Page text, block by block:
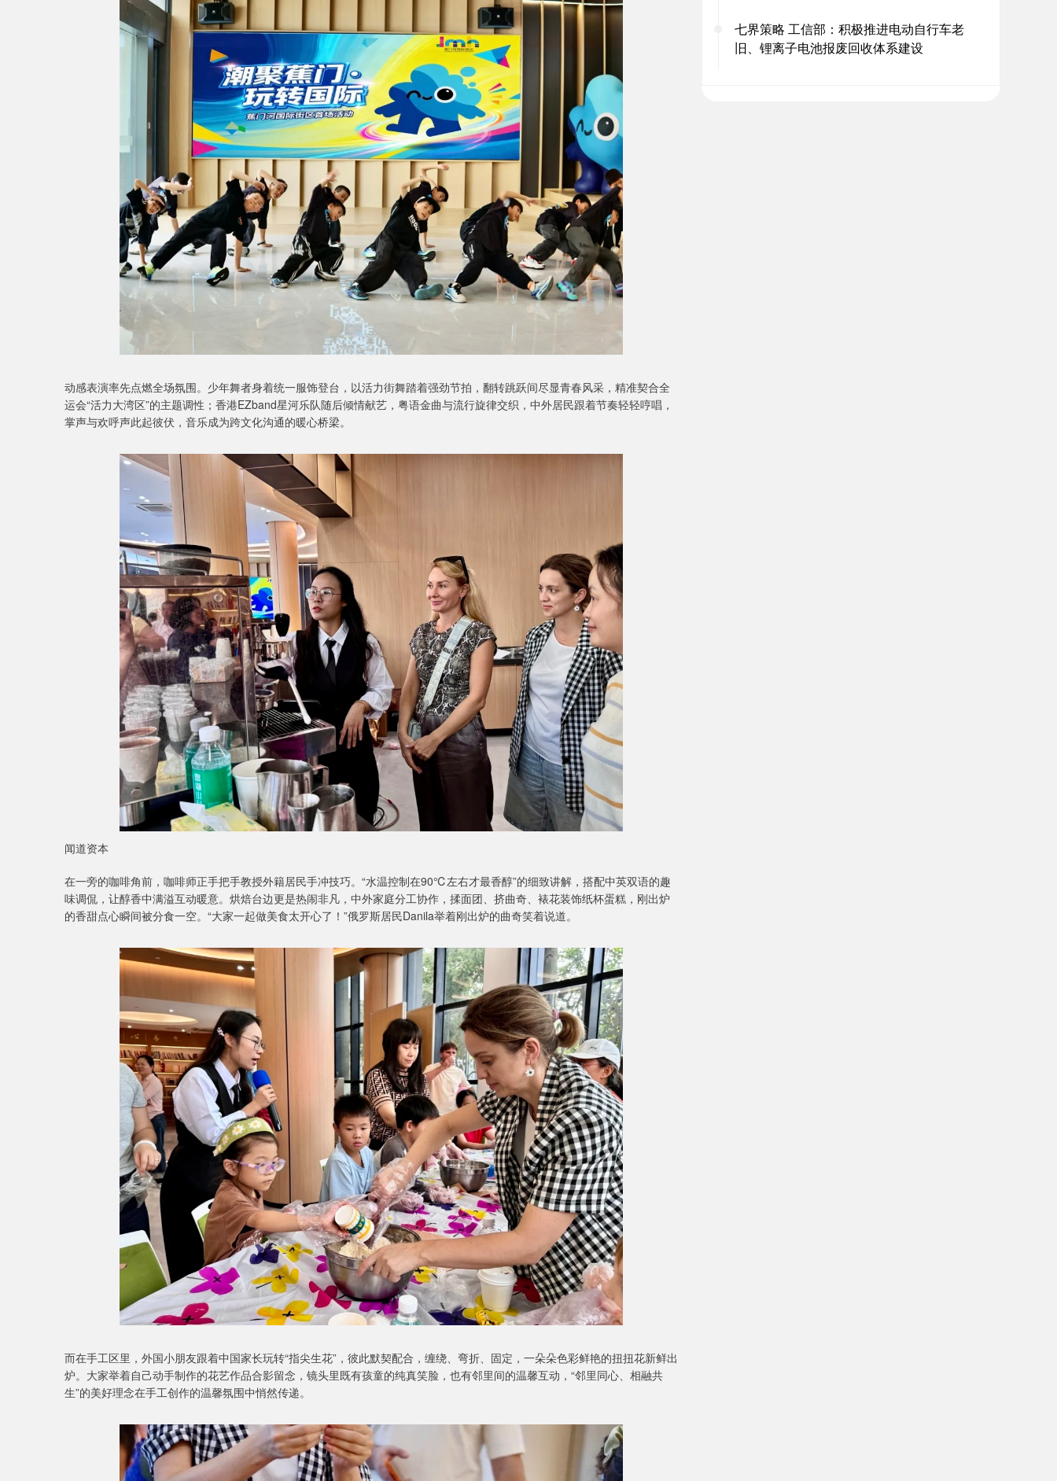
动感表演率先点燃全场氛围。少年舞者身着统一服饰登台，以活力街舞踏着强劲节拍，翻转跳跃间尽显青春风采，精准契合全
运会“活力大湾区”的主题调性；香港EZband星河乐队随后倾情献艺，粤语金曲与流行旋律交织，中外居民跟着节奏轻轻哼唱，
掌声与欢呼声此起彼伏，音乐成为跨文化沟通的暖心桥梁。
闻道资本
在一旁的咖啡角前，咖啡师正手把手教授外籍居民手冲技巧。“水温控制在90℃左右才最香醇”的细致讲解，搭配中英双语的趣
味调侃，让醇香中满溢互动暖意。烘焙台边更是热闹非凡，中外家庭分工协作，揉面团、挤曲奇、裱花装饰纸杯蛋糕，刚出炉
的香甜点心瞬间被分食一空。“大家一起做美食太开心了！”俄罗斯居民Danila举着刚出炉的曲奇笑着说道。
而在手工区里，外国小朋友跟着中国家长玩转“指尖生花”，彼此默契配合，缠绕、弯折、固定，一朵朵色彩鲜艳的扭扭花新鲜出
炉。大家举着自己动手制作的花艺作品合影留念，镜头里既有孩童的纯真笑脸，也有邻里间的温馨互动，“邻里同心、相融共
生”的美好理念在手工创作的温馨氛围中悄然传递。
七界策略 工信部：积极推进电动自行车老
旧、锂离子电池报废回收体系建设